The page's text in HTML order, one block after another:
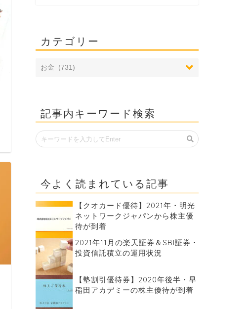
カテゴリー
記事内キーワード検索
今よく読まれている記事
【クオカード優待】2021年・明光
ネットワークジャパンから株主優
待が到着
2021年11月の楽天証券＆SBI証券・
投資信託積立の運用状況
【塾割引優待券】2020年後半・早
稲田アカデミーの株主優待が到着